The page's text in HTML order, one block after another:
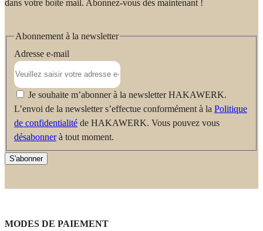
dans votre boîte mail. Abonnez-vous dès maintenant !
Abonnement à la newsletter
Adresse e-mail
Je souhaite m’abonner à la newsletter HAKAWERK.
L’envoi de la newsletter s’effectue conformément à la Politique
de confidentialité de HAKAWERK. Vous pouvez vous
désabonnerà tout moment.
S'abonner
MODES DE PAIEMENT